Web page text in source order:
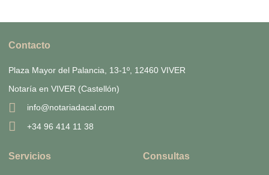
Contacto
Plaza Mayor del Palancia, 13-1º, 12460 VIVER
Notaría en VIVER (Castellón)
info@notariadacal.com
+34 96 414 11 38
Servicios Consultas